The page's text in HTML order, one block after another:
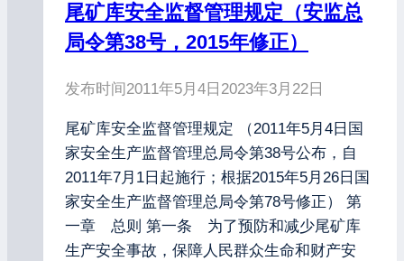
尾矿库安全监督管理规定（安监总
局令第38号，2015年修正）
发布时间2011年5月4日 2023年3月22日
尾矿库安全监督管理规定 （2011年5月4日国
家安全生产监督管理总局令第38号公布，自
2011年7月1日起施行；根据2015年5月26日国
家安全生产监督管理总局令第78号修正） 第
一章 总则 第一条 为了预防和减少尾矿库
生产安全事故，保障人民群众生命和财产安